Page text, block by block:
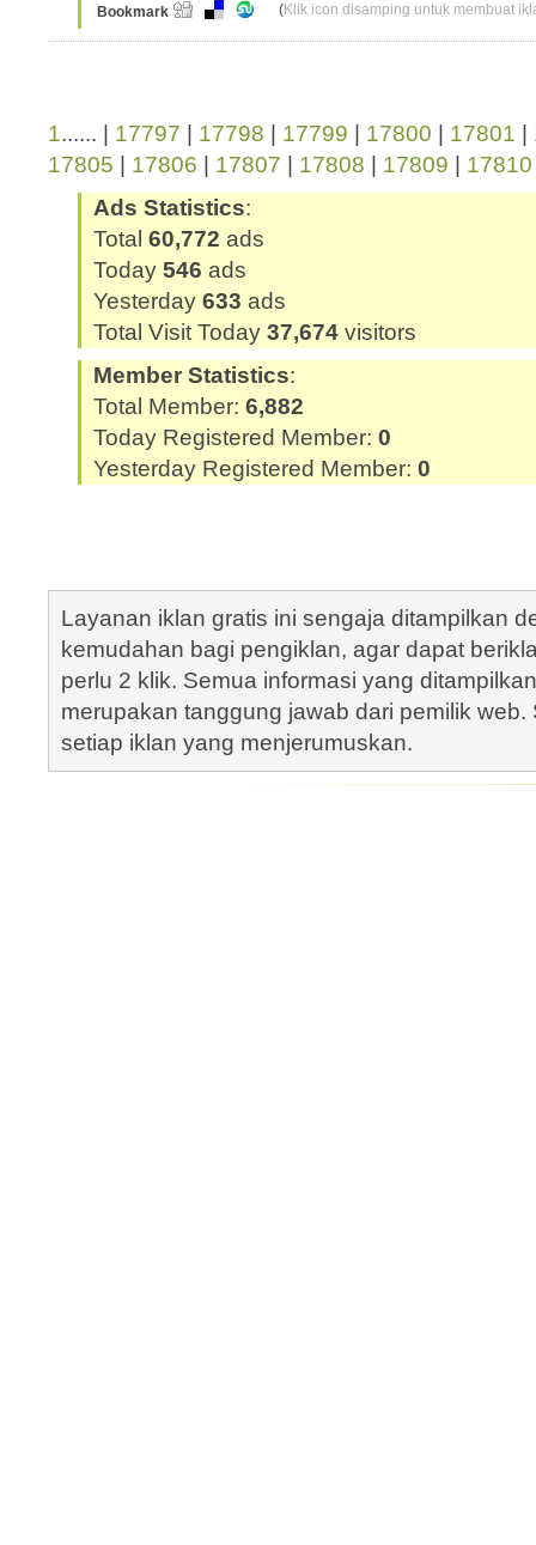
Bookmark
(Klik icon disamping untuk membuat
1...... | 17797 17798 17799 17800 17801
17805
17806 17807 17808 17809 17810
Ads Statistics:
Total 60,772 ads
Today 546 ads
Yesterday 633 ads
Total Visit Today 37,674 visitors
Member Statistics:
Total Member: 6,882
Today Registered Member: 0
Yesterday Registered Member: 0
Layanan iklan gratis ini sengaja ditampilkan
kemudahan bagi pengiklan, agar dapat
perlu 2 klik. Semua informasi yang
merupakan tanggung jawab dari pemilik
setiap iklan yang menjerumuskan.